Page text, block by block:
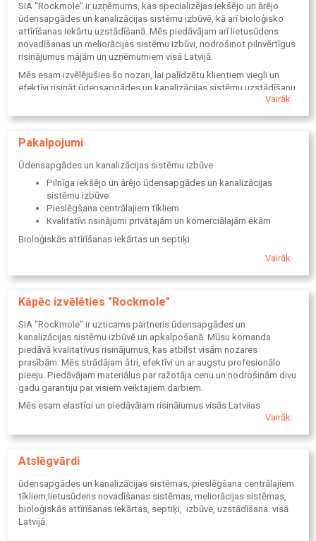
SIA "Rockmole" ir uzņēmums, kas specializējas iekšējo un ārējo
ūdensapgādes un kanalizācijas sistēmu izbūvē, kā arī bioloģisko
attīrīšanas iekārtu uzstādīšanā. Mēs piedāvājam arī lietusūdens
novadīšanas un meliorācijas sistēmu izbūvi, nodrošinot pilnvērtīgus
risinājumus mājām un uzņēmumiem visā Latvijā.
Mēs esam izvēlējušies šo nozari, lai palīdzētu klientiem viegli un
efektīvi risināt ūdensapgādes un kanalizācijas sistēmu uzstādīšanu
veiktajiem darbiem un bezmaksas objektu apsekošanu.
Vairāk
Pakalpojumi
Ūdensapgādes un kanalizācijas sistēmu izbūve
Pilnīga iekšējo un ārējo ūdensapgādes un kanalizācijas
sistēmu izbūve
Pieslēgšana centrālajiem tīkliem
Kvalitatīvi risinājumi privātajām un komerciālajām ēkām
Bioloģiskās attīrīšanas iekārtas un septiķi
Ilgtspējīgi risinājumi ūdens attīrīšanai
Lietusūdens novadīšanas un meliorācijas sistēmas
Lietusūdens novadīšanas sistēmu izbūve
Meliorācijas risinājumi, kas uzlabo augsnes struktūru un
ūdens caurlaidību
Vairāk
Kāpēc izvēlēties "Rockmole"
SIA "Rockmole" ir uzticams partneris ūdensapgādes un
kanalizācijas sistēmu izbūvē un apkalpošanā. Mūsu komanda
piedāvā kvalitatīvus risinājumus, kas atbilst visām nozares
prasībām. Mēs strādājam ātri, efektīvi un ar augstu profesionālo
pieeju. Piedāvājam materiālus par ražotāja cenu un nodrošinām divu
gadu garantiju par visiem veiktajiem darbiem.
Mēs esam elastīgi un piedāvājam risinājumus visās Latvijas
teritorijās, tostarp Jūrmalā, kur mūsu pakalpojumi ir īpaši pieprasīti.
Vairāk
Atslēgvārdi
ūdensapgādes un kanalizācijas sistēmas, pieslēgšana centrālajiem
tīkliem,lietusūdens novadīšanas sistēmas, meliorācijas sistēmas,
bioloģiskās attīrīšanas iekārtas, septiķi, izbūve, uzstādīšana. visā
Latvijā.